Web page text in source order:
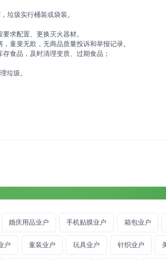
垃圾实行桶装或袋装。
求配置、更换灭火器材。
童叟无欺，无商品质量投诉和举报记录。
食品，及时清理变质、过期食品；
垃圾。
婚庆用品业户 手机贴膜业户 箱包业户
户 童装业户 玩具业户 针织业户